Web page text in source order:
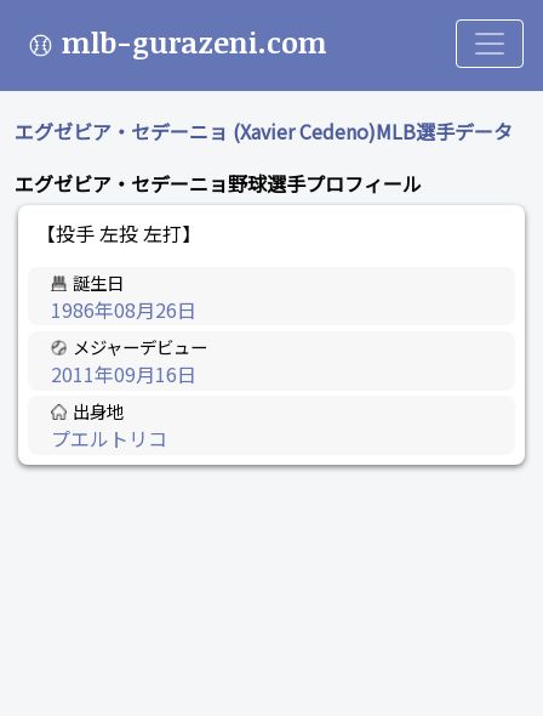
mlb-gurazeni.com
エグゼビア・セデーニョ (Xavier Cedeno)MLB選手データ
エグゼビア・セデーニョ野球選手プロフィール
【投手 左投 左打】
誕生日
1986年08月26日
メジャーデビュー
2011年09月16日
出身地
プエルトリコ